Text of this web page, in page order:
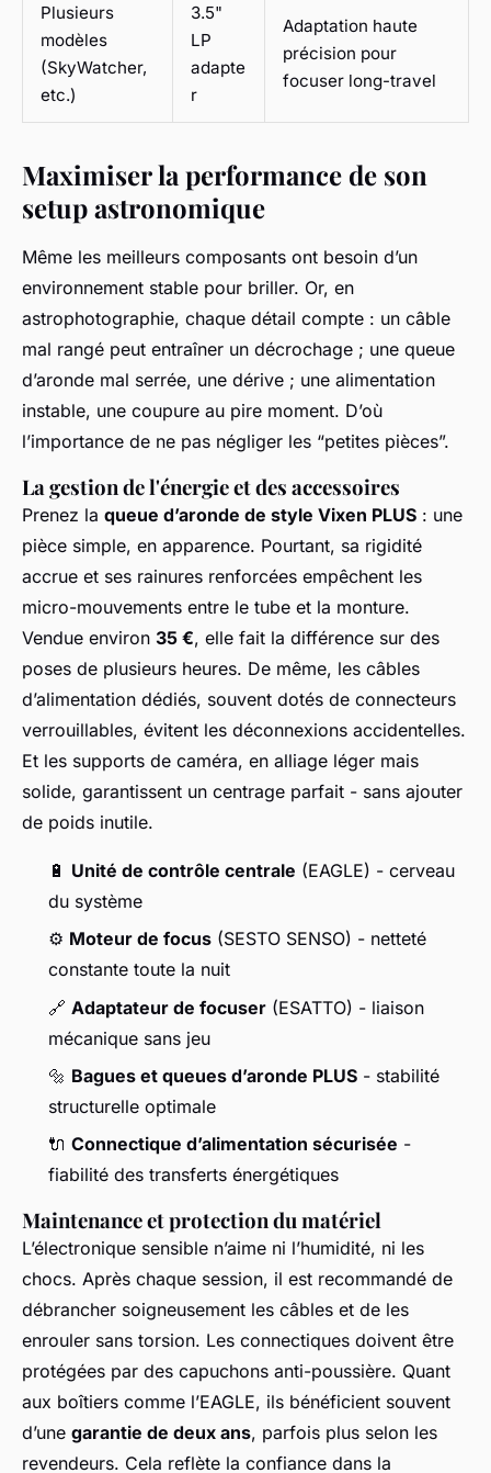
Plusieurs
modèles
(SkyWatcher,
etc.)
3.5"
LP
adapte
r
Adaptation haute
précision pour
focuser long-travel
Maximiser la performance de son
setup astronomique
Même les meilleurs composants ont besoin d’un
environnement stable pour briller. Or, en
astrophotographie, chaque détail compte : un câble
mal rangé peut entraîner un décrochage ; une queue
d’aronde mal serrée, une dérive ; une alimentation
instable, une coupure au pire moment. D’où
l’importance de ne pas négliger les “petites pièces”.
La gestion de l'énergie et des accessoires
Prenez la queue d’aronde de style Vixen PLUS : une
pièce simple, en apparence. Pourtant, sa rigidité
accrue et ses rainures renforcées empêchent les
micro-mouvements entre le tube et la monture.
Vendue environ 35 €, elle fait la différence sur des
poses de plusieurs heures. De même, les câbles
d’alimentation dédiés, souvent dotés de connecteurs
verrouillables, évitent les déconnexions accidentelles.
Et les supports de caméra, en alliage léger mais
solide, garantissent un centrage parfait - sans ajouter
de poids inutile.
🔋 Unité de contrôle centrale (EAGLE) - cerveau
du système
⚙️ Moteur de focus (SESTO SENSO) - netteté
constante toute la nuit
🔗 Adaptateur de focuser (ESATTO) - liaison
mécanique sans jeu
🔩 Bagues et queues d’aronde PLUS - stabilité
structurelle optimale
🔌 Connectique d’alimentation sécurisée -
fiabilité des transferts énergétiques
Maintenance et protection du matériel
L’électronique sensible n’aime ni l’humidité, ni les
chocs. Après chaque session, il est recommandé de
débrancher soigneusement les câbles et de les
enrouler sans torsion. Les connectiques doivent être
protégées par des capuchons anti-poussière. Quant
aux boîtiers comme l’EAGLE, ils bénéficient souvent
d’une garantie de deux ans, parfois plus selon les
revendeurs. Cela reflète la confiance dans la